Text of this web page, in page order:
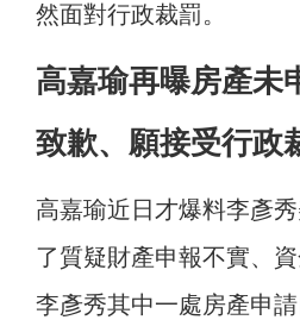
然面對行政裁罰。
高嘉瑜再曝房產未
致歉、願接受行政
高嘉瑜近日才爆料李彥
了質疑財產申報不實、
李彥秀其中一處房產申